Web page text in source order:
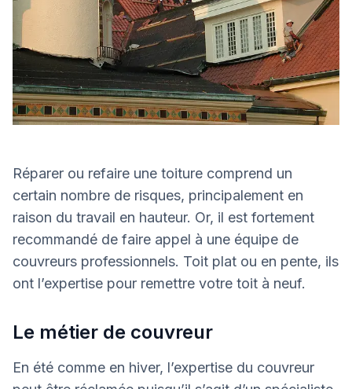
Réparer ou refaire une toiture comprend un
certain nombre de risques, principalement en
raison du travail en hauteur. Or, il est fortement
recommandé de faire appel à une équipe de
couvreurs professionnels. Toit plat ou en pente, ils
ont l’expertise pour remettre votre toit à neuf.
Le métier de couvreur
En été comme en hiver, l’expertise du couvreur